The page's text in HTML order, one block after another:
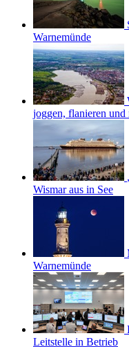
Warnemünde
joggen, flanieren
Wismar aus in See
Warnemünde
Leitstelle in Betrieb